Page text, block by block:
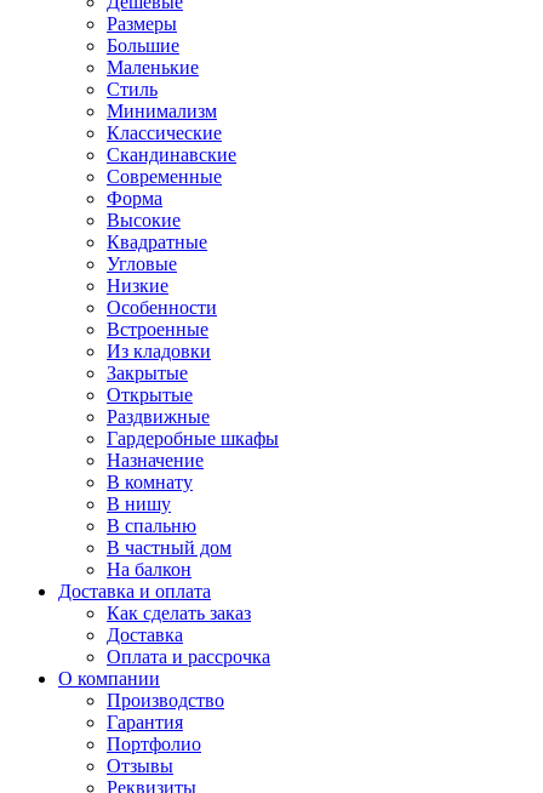
Размеры
Большие
Маленькие
Стиль
Минимализм
Классические
Скандинавские
Современные
Форма
Высокие
Квадратные
Угловые
Низкие
Особенности
Встроенные
Из кладовки
Закрытые
Открытые
Раздвижные
Гардеробные шкафы
Назначение
В комнату
В нишу
В спальню
В частный дом
На балкон
Доставка и оплата
Как сделать заказ
Доставка
Оплата и рассрочка
О компании
Производство
Гарантия
Портфолио
Отзывы
Реквизиты